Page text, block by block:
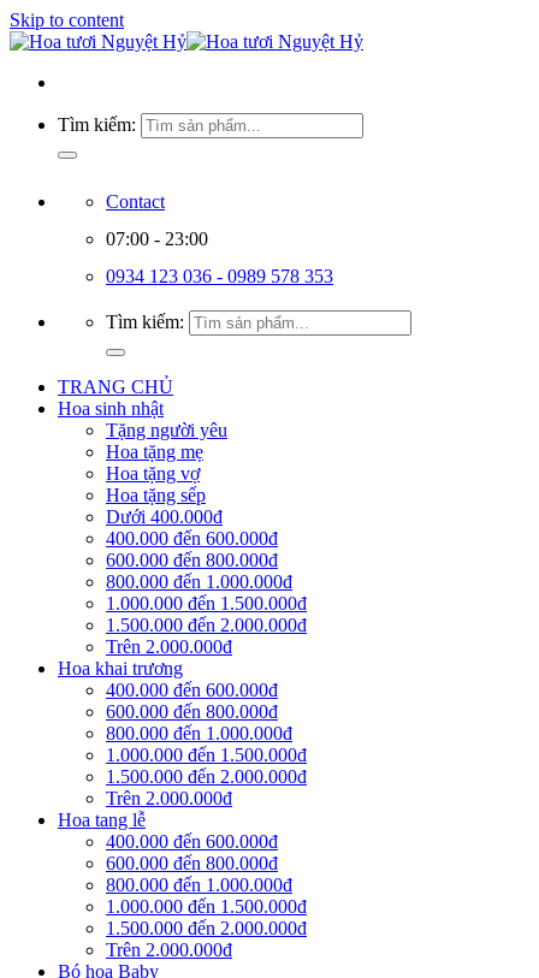
Skip to content
Tìm kiếm:
Contact
07:00 - 23:00
0934 123 036 - 0989 578 353
Tìm kiếm:
TRANG CHỦ
Hoa sinh nhật
Tặng người yêu
Hoa tặng mẹ
Hoa tặng vợ
Hoa tặng sếp
Dưới 400.000đ
400.000 đến 600.000đ
600.000 đến 800.000đ
800.000 đến 1.000.000đ
1.000.000 đến 1.500.000đ
1.500.000 đến 2.000.000đ
Trên 2.000.000đ
Hoa khai trương
400.000 đến 600.000đ
600.000 đến 800.000đ
800.000 đến 1.000.000đ
1.000.000 đến 1.500.000đ
1.500.000 đến 2.000.000đ
Trên 2.000.000đ
Hoa tang lễ
400.000 đến 600.000đ
600.000 đến 800.000đ
800.000 đến 1.000.000đ
1.000.000 đến 1.500.000đ
1.500.000 đến 2.000.000đ
Trên 2.000.000đ
Bó hoa Baby